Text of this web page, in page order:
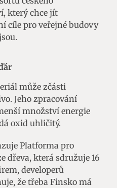
který chce jít
cíle pro veřejné budovy
může zčásti
Jeho zpracování
množství energie
oxid uhličitý.
Platforma pro
dřeva, která sdružuje 16
developerů
že třeba Finsko má